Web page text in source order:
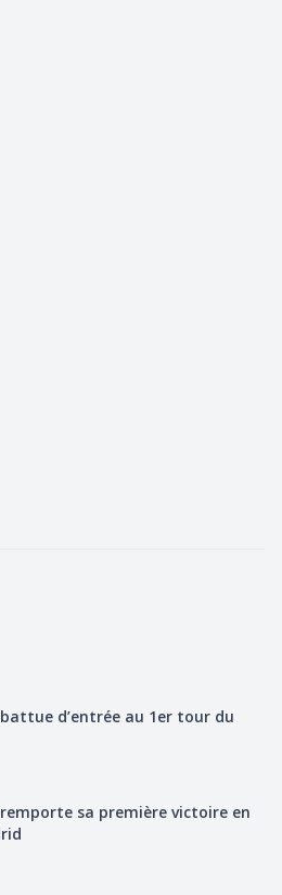
d’entrée au 1er tour du
sa première victoire en